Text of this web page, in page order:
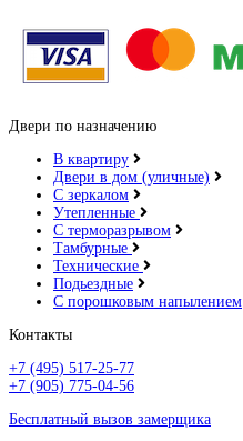
Двери по назначению
В квартиру
Двери в дом (уличные)
С зеркалом
Утепленные
С терморазрывом
Тамбурные
Технические
Подьездные
С порошковым напылением
Контакты
+7 (495) 517-25-77
+7 (905) 775-04-56
Бесплатный вызов замерщика